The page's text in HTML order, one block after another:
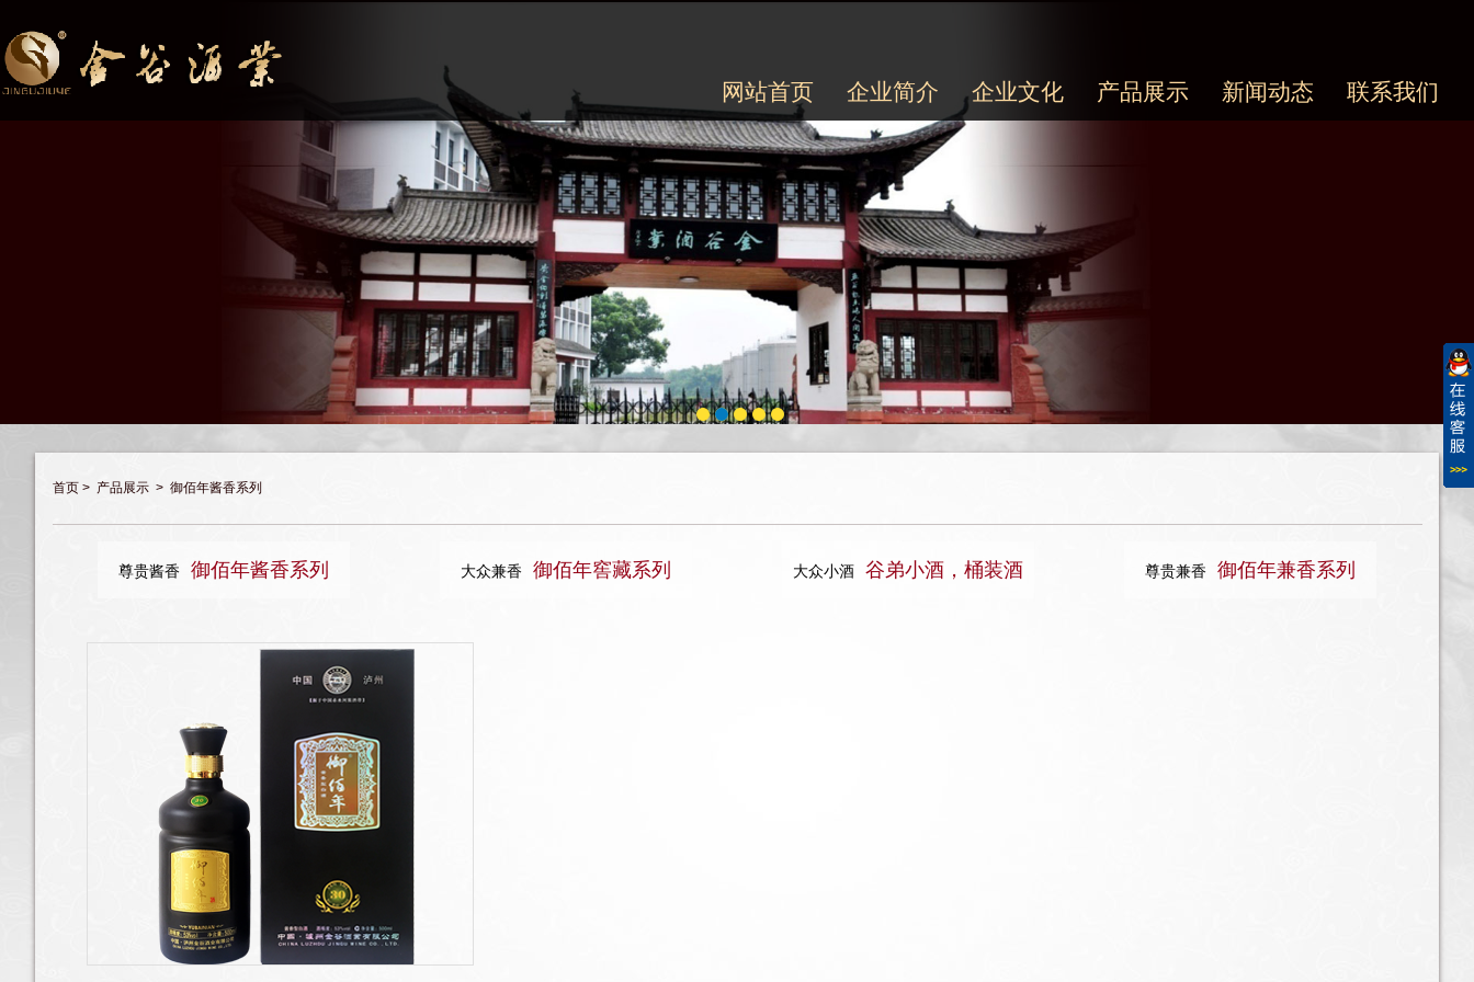
网站首页 企业简介 企业文化 产品展示 新闻动态 联系我们
1 2 3 4 5
首页> 产品展示> 御佰年酱香系列
尊贵酱香 御佰年酱香系列 大众兼香 御佰年窖藏系列 大众小酒 谷弟小酒，桶装酒 尊贵兼香 御佰年兼香系列